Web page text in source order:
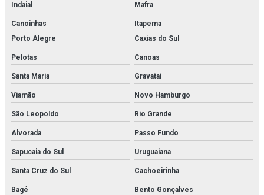
Manutenção de trocador de calor
Membrana de n2
Membrana de nitrogênio
Minibooster
Montagem de estrutura metálica orçamento
Montagem de estrutura metálica em rj
Montagem de estruturas metálicas
Montagem de tubulações
Indaial Mafra
Canoinhas
Itapema
Porto Alegre
Caxias do Sul
Pelotas Canoas
Santa Maria Gravataí
Viamão Novo Hamburgo
São Leopoldo Rio Grande
Alvorada Passo Fundo
Sapucaia do Sul Uruguaiana
Santa Cruz do Sul Cachoeirinha
Bagé Bento Gonçalves